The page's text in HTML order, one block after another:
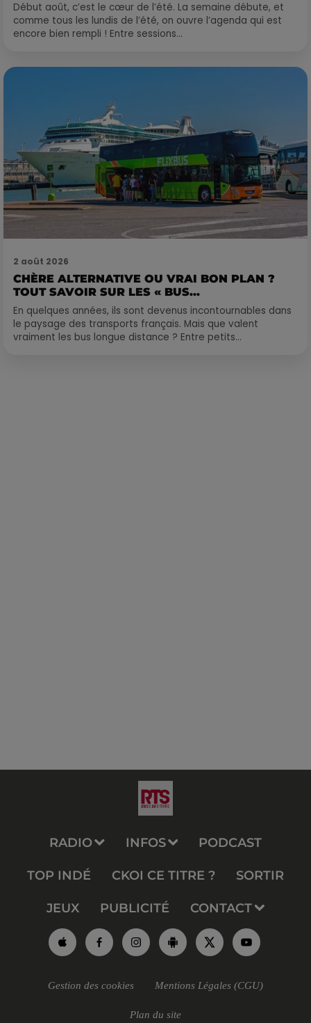
Début août, c’est le cœur de l’été. La semaine débute, et
comme tous les lundis de l’été, on ouvre l’agenda qui est
encore bien rempli ! Entre sessions...
2 août 2026
CHÈRE ALTERNATIVE OU VRAI BON PLAN ?
TOUT SAVOIR SUR LES « BUS...
En quelques années, ils sont devenus incontournables dans
le paysage des transports français. Mais que valent
vraiment les bus longue distance ? Entre petits...
RADIO INFOS PODCAST
TOP INDÉ CKOI CE TITRE ? SORTIR
JEUX PUBLICITÉ CONTACT
Gestion des cookies Mentions Légales (CGU)
Plan du site